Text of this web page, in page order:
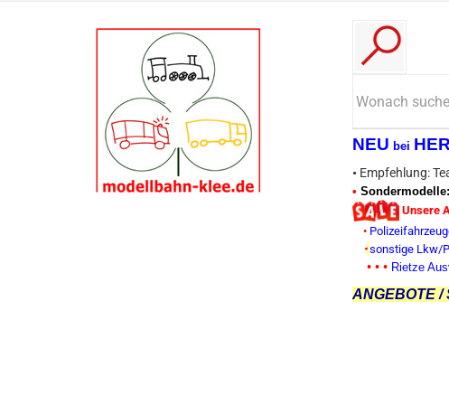
NEU bei
• Empfehlung:
• Sondermodelle:
Unsere
•
• sonstige Lkw/
• • • Rietze
ANGEBOTE /